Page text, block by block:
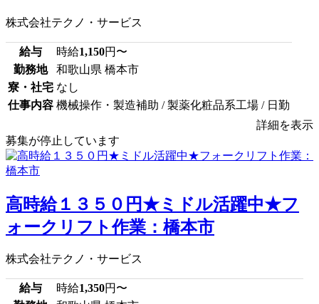
株式会社テクノ・サービス
給与 時給1,150円〜
勤務地
和歌山県 橋本市
寮・社宅 なし
仕事内容 機械操作・製造補助 / 製薬化粧品系工場 / 日勤
詳細を表示
募集が停止しています
高時給１３５０円★ミドル活躍中★フ
ォークリフト作業：橋本市
株式会社テクノ・サービス
給与 時給1,350円〜